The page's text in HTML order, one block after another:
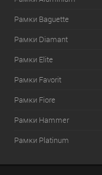
Рамки Baguette
Рамки Diamant
Рамки Elite
Рамки Favorit
Рамки Fiore
Рамки Hammer
Рамки Platinum